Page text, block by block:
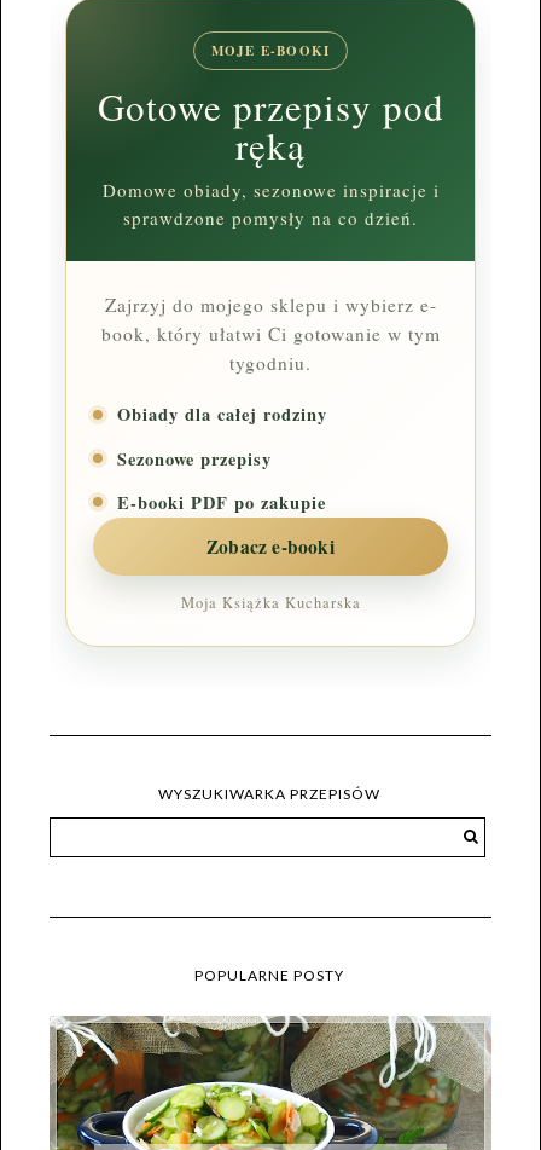
MOJE E-BOOKI
Gotowe przepisy pod
ręką
Domowe obiady, sezonowe inspiracje i
sprawdzone pomysły na co dzień.
Zajrzyj do mojego sklepu i wybierz e-
book, który ułatwi Ci gotowanie w tym
tygodniu.
Obiady dla całej rodziny
Sezonowe przepisy
E-booki PDF po zakupie
Zobacz e-booki
Moja Książka Kucharska
WYSZUKIWARKA PRZEPISÓW
POPULARNE POSTY